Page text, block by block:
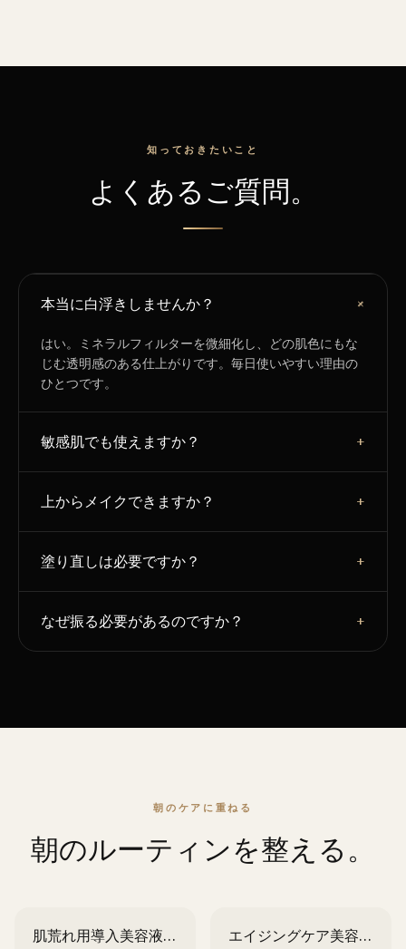
知っておきたいこと
よくあるご質問。
本当に白浮きしませんか？ +
はい。ミネラルフィルターを微細化し、どの肌色にもな
じむ透明感のある仕上がりです。毎日使いやすい理由の
ひとつです。
敏感肌でも使えますか？ +
フィルターのみを採用しています。敏感な肌にも使いや
上からメイクできますか？ +
ンデーションを重ねられます。
塗り直しは必要ですか？ +
を浴びる際は、パッケージの表示に従って塗り直してく
なぜ振る必要があるのですか？ +
朝のケアに重ねる
朝のルーティンを整える。
肌荒れ用導入美容液 マジェスティック アクティブ リペア エッセンス 20ml エイジングケア美容液 マジェスティック スキン 5ml